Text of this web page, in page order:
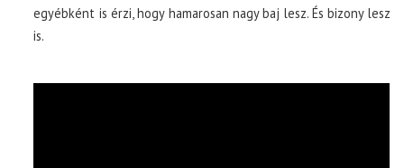
egyébként is érzi, hogy hamarosan nagy baj lesz. És bizony lesz
is.